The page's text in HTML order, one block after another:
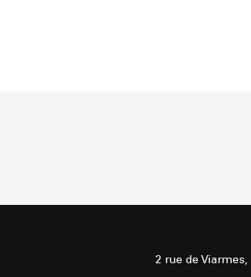
2 rue de Viarmes,